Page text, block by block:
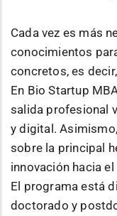
Cada vez es más
conocimientos
concretos, es
En Bio Startup
salida profesional
y digital.
sobre la principal
innovación hacia
El programa está
doctorado y